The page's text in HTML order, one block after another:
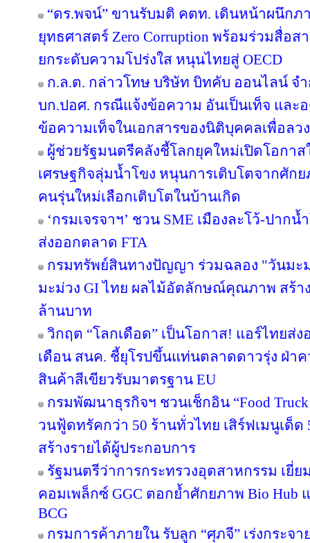
“ดร.พจน์” ขานรับมติ คตท. เดินหน้าผนึกภ
ยุทธศาสตร์ Zero Corruption พร้อมร่วมสื่อ
ยกระดับความโปร่งใส หนุนไทยสู่ OECD
ก.ล.ต. กล่าวโทษ บริษัท บิทคับ ออนไลน์ จ
บก.ปอศ. กรณีแจ้งข้อความ อันเป็นเท็จ แล
ข้อความเท็จในเอกสารของนิติบุคคลเพื่อลว
ผู้ช่วยรัฐมนตรีคลังชี้โลกยุคใหม่เปิดโอกา
เศรษฐกิจลุ่มน้ำโขง หนุนการเติบโตจากศัก
คนรุ่นใหม่เลือกเติบโตในบ้านเกิด
‘กรมเจรจาฯ’ ชวน SME เมืองละโว้-ปา
ส่งออกตลาด FTA
กรมทรัพย์สินทางปัญญา ร่วมฉลอง "วันมะ
มะม่วง GI ไทย ผลไม้อัตลักษณ์คุณภาพ สร้า
ล้านบาท
วิกฤต “โลกเดือด” เป็นโอกาส! แอร์ไทยส่
เดือน สนค. ชี้ยุโรปขึ้นแท่นตลาดดาวรุ่ง ฝ่า
สินค้าสีเขียวรับมาตรฐาน EU
กรมพัฒนาธุรกิจฯ ชวนเช็กอิน “Food Truck
วนฟู้ดทรัคกว่า 50 ร้านทั่วไทย เสิร์ฟเมนูเด็ด
สร้างรายได้ผู้ประกอบการ
รัฐมนตรีว่าการกระทรวงอุตสาหกรรม เยี่
คอมเพล็กซ์ GGC ตอกย้ำศักยภาพ Bio Hub
BCG
กรมการค้าภายใน รับลูก “ศุภจี” เร่งกระจา